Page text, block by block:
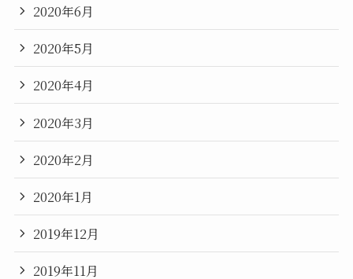
2020年6月
2020年5月
2020年4月
2020年3月
2020年2月
2020年1月
2019年12月
2019年11月